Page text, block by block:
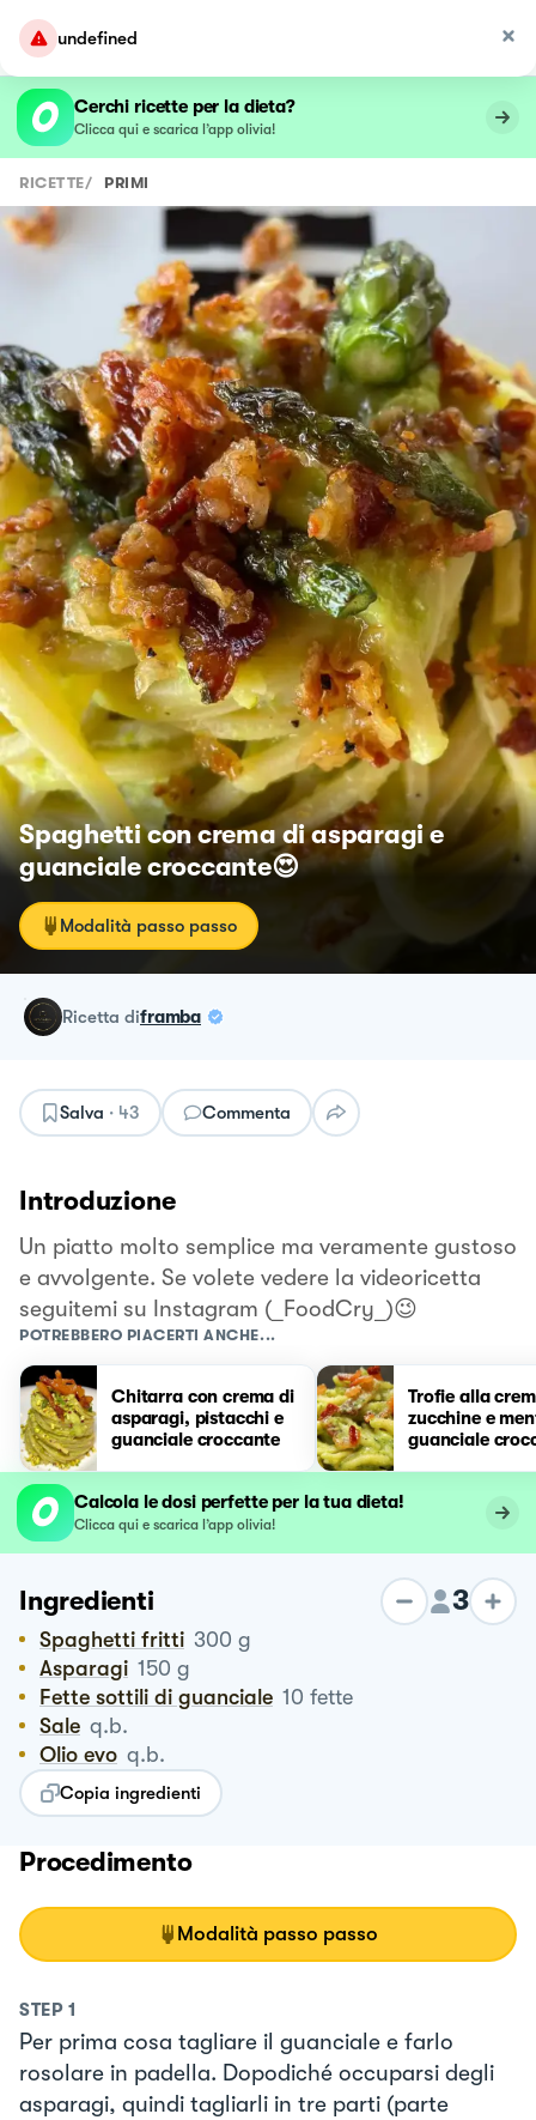
undefined
Cerchi ricette per la dieta?
Clicca qui e scarica l’app olivia!
RICETTE/ PRIMI
Spaghetti con crema di asparagi e
guanciale croccante😍
Modalità passo passo
ricetta diframba
Salva · 43 Commenta
Introduzione
Un piatto molto semplice ma veramente gustoso
e avvolgente. Se volete vedere la videoricetta
seguitemi su Instagram (_FoodCry_)😉
POTREBBERO PIACERTI ANCHE...
Chitarra con crema di
asparagi, pistacchi e
guanciale croccante
Trofie alla
zucchine e
guanciale
Calcola le dosi perfette per la tua dieta!
Clicca qui e scarica l’app olivia!
Ingredienti 3
Spaghetti fritti 300 g
Asparagi 150 g
Fette sottili di guanciale 10 fette
Sale q.b.
Olio evo q.b.
Copia ingredienti
Procedimento
Modalità passo passo
STEP 1
Per prima cosa tagliare il guanciale e farlo
rosolare in padella. Dopodiché occuparsi degli
asparagi, quindi tagliarli in tre parti (parte